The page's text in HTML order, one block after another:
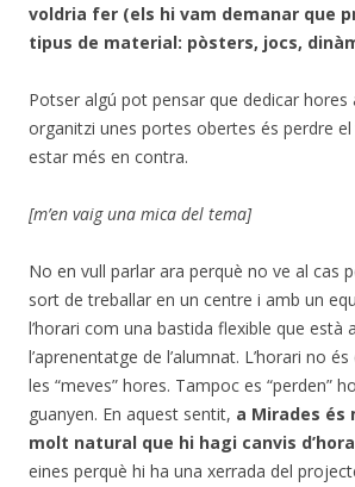
voldria fer (els hi vam demanar que
tipus de material: pòsters, jocs,
Potser algú pot pensar que dedicar hores
organitzi unes portes obertes és perdre
estar més en contra.
[m’en vaig una mica del tema]
No en vull parlar ara perquè no ve al cas
sort de treballar en un centre i amb un
l’horari com una bastida flexible que està
l’aprenentatge de l’alumnat. L’horari no
les “meves” hores. Tampoc es “perden”
guanyen. En aquest sentit, a Mirades és
molt natural que hi hagi canvis
eines perquè hi ha una xerrada del